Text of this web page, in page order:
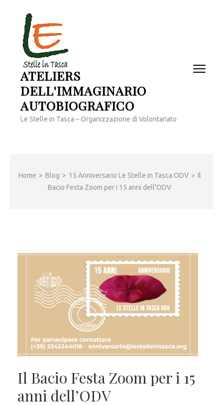
contenuto
(premi
invio)
ATELIERS
DELL'IMMAGINARIO
AUTOBIOGRAFICO
Le Stelle in Tasca – Organizzazione di Volontariato
Home > Blog > 15 Anniversario Le Stelle in Tasca ODV > Il
Bacio Festa Zoom per i 15 anni dell’ODV
Il Bacio Festa Zoom per i 15
anni dell’ODV